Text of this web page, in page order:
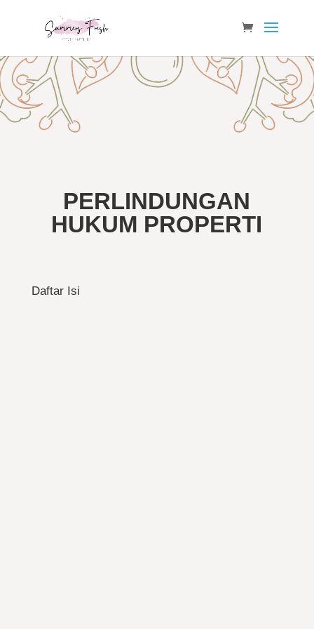
PERLINDUNGAN
HUKUM PROPERTI
Daftar Isi